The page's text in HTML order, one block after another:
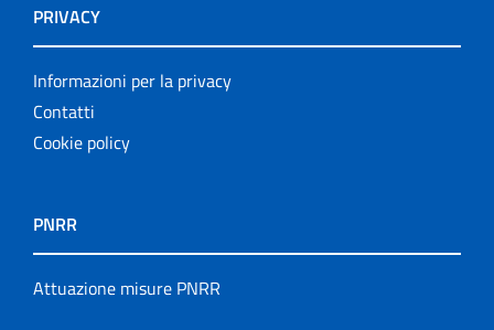
PRIVACY
Informazioni per la privacy
Contatti
Cookie policy
PNRR
Attuazione misure PNRR